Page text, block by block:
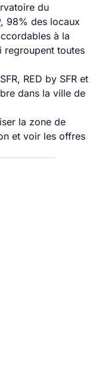
du
, 98% des locaux
à la
regroupent toutes
RED by SFR et
dans la ville de
la zone de
et voir les offres